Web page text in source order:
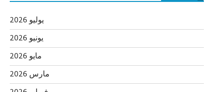
يوليو 2026
يونيو 2026
مايو 2026
مارس 2026